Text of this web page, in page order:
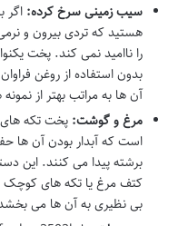
سیب زمینی سرخ کرده: اگر
هستید که تردی بیرون و
را ناامید نمی کند. پخت
بدون استفاده از روغن
آن ها به مراتب بهتر از
مرغ و گوشت: پخت تکه
است که آبدار بودن آن ها
برشته پیدا می کنند. این
کتف مرغ یا تکه های
بی نظیری به آن ها می